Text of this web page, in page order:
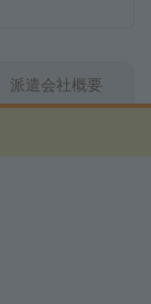
派遣会社概要